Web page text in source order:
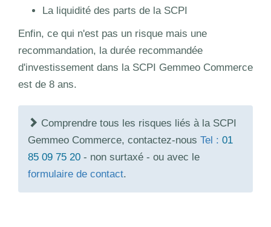
La liquidité des parts de la SCPI
Enfin, ce qui n'est pas un risque mais une
recommandation, la durée recommandée
d'investissement dans la SCPI Gemmeo Commerce
est de 8 ans.
Comprendre tous les risques liés à la SCPI
Gemmeo Commerce, contactez-nous Tel : 01
85 09 75 20 - non surtaxé - ou avec le
formulaire de contact.